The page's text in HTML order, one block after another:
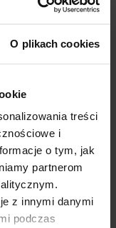
O plikach cookies
treści
i
o tym, jak
partnerom
z innymi danymi
podczas